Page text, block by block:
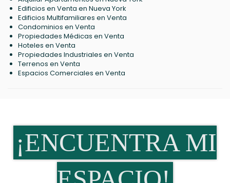
Edificios en Venta en Nueva York
Edificios Multifamiliares en Venta
Condominios en Venta
Propiedades Médicas en Venta
Hoteles en Venta
Propiedades Industriales en Venta
Terrenos en Venta
Espacios Comerciales en Venta
¡ENCUENTRA MI